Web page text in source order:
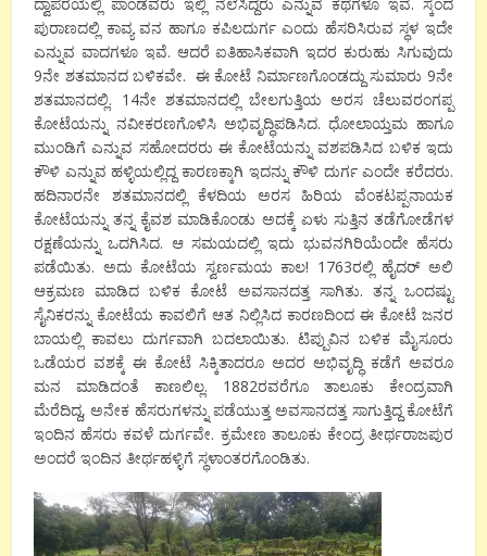
ದ್ವಾಪರೆಯಲ್ಲಿ ಪಾಂಡವರು ಇಲ್ಲಿ ನೆಲೆಸಿದ್ದರು ಎನ್ನುವ ಕಥೆಗಳೂ ಇವೆ. ಸ್ಕಂದ
ಪುರಾಣದಲ್ಲಿ ಕಾವ್ಯ ವನ ಹಾಗೂ ಕಪಿಲದುರ್ಗ ಎಂದು ಹೆಸರಿಸಿರುವ ಸ್ಥಳ ಇದೇ
ಎನ್ನುವ ವಾದಗಳೂ ಇವೆ. ಆದರೆ ಐತಿಹಾಸಿಕವಾಗಿ ಇದರ ಕುರುಹು ಸಿಗುವುದು
9ನೇ ಶತಮಾನದ ಬಳಿಕವೇ. ಈ ಕೋಟೆ ನಿರ್ಮಾಣಗೊಂಡದ್ದು ಸುಮಾರು 9ನೇ
ಶತಮಾನದಲ್ಲಿ. 14ನೇ ಶತಮಾನದಲ್ಲಿ ಬೇಲಗುತ್ತಿಯ ಅರಸ ಚೆಲುವರಂಗಪ್ಪ
ಕೋಟೆಯನ್ನು ನವೀಕರಣಗೊಳಿಸಿ ಅಭಿವೃದ್ಧಿಪಡಿಸಿದ. ಧೋಲಾಯ್ತಮ ಹಾಗೂ
ಮುಂಡಿಗೆ ಎನ್ನುವ ಸಹೋದರರು ಈ ಕೋಟೆಯನ್ನು ವಶಪಡಿಸಿದ ಬಳಿಕ ಇದು
ಕೌಳಿ ಎನ್ನುವ ಹಳ್ಳಿಯಲ್ಲಿದ್ದ ಕಾರಣಕ್ಕಾಗಿ ಇದನ್ನು ಕೌಳಿ ದುರ್ಗ ಎಂದೇ ಕರೆದರು.
ಹದಿನಾರನೇ ಶತಮಾನದಲ್ಲಿ ಕೆಳದಿಯ ಅರಸ ಹಿರಿಯ ವೆಂಕಟಪ್ಪನಾಯಕ
ಕೋಟೆಯನ್ನು ತನ್ನ ಕೈವಶ ಮಾಡಿಕೊಂಡು ಅದಕ್ಕೆ ಏಳು ಸುತ್ತಿನ ತಡೆಗೋಡೆಗಳ
ರಕ್ಷಣೆಯನ್ನು ಒದಗಿಸಿದ. ಆ ಸಮಯದಲ್ಲಿ ಇದು ಭುವನಗಿರಿಯೆಂದೇ ಹೆಸರು
ಪಡೆಯಿತು. ಅದು ಕೋಟೆಯ ಸ್ವರ್ಣಮಯ ಕಾಲ! 1763ರಲ್ಲಿ ಹೈದರ್ ಅಲಿ
ಆಕ್ರಮಣ ಮಾಡಿದ ಬಳಿಕ ಕೋಟೆ ಅವಸಾನದತ್ತ ಸಾಗಿತು. ತನ್ನ ಒಂದಷ್ಟು
ಸೈನಿಕರನ್ನು ಕೋಟೆಯ ಕಾವಲಿಗೆ ಆತ ನಿಲ್ಲಿಸಿದ ಕಾರಣದಿಂದ ಈ ಕೋಟೆ ಜನರ
ಬಾಯಲ್ಲಿ ಕಾವಲು ದುರ್ಗವಾಗಿ ಬದಲಾಯಿತು. ಟಿಪ್ಪುವಿನ ಬಳಿಕ ಮೈಸೂರು
ಒಡೆಯರ ವಶಕ್ಕೆ ಈ ಕೋಟೆ ಸಿಕ್ಕಿತಾದರೂ ಅದರ ಅಭಿವೃದ್ಧಿ ಕಡೆಗೆ ಅವರೂ
ಮನ ಮಾಡಿದಂತೆ ಕಾಣಲಿಲ್ಲ. 1882ರವರೆಗೂ ತಾಲೂಕು ಕೇಂದ್ರವಾಗಿ
ಮೆರೆದಿದ್ದ, ಅನೇಕ ಹೆಸರುಗಳನ್ನು ಪಡೆಯುತ್ತ ಅವಸಾನದತ್ತ ಸಾಗುತ್ತಿದ್ದ ಕೋಟೆಗೆ
ಇಂದಿನ ಹೆಸರು ಕವಳೆ ದುರ್ಗವೇ. ಕ್ರಮೇಣ ತಾಲೂಕು ಕೇಂದ್ರ ತೀರ್ಥರಾಜಪುರ
ಅಂದರೆ ಇಂದಿನ ತೀರ್ಥಹಳ್ಳಿಗೆ ಸ್ಥಳಾಂತರಗೊಂಡಿತು.